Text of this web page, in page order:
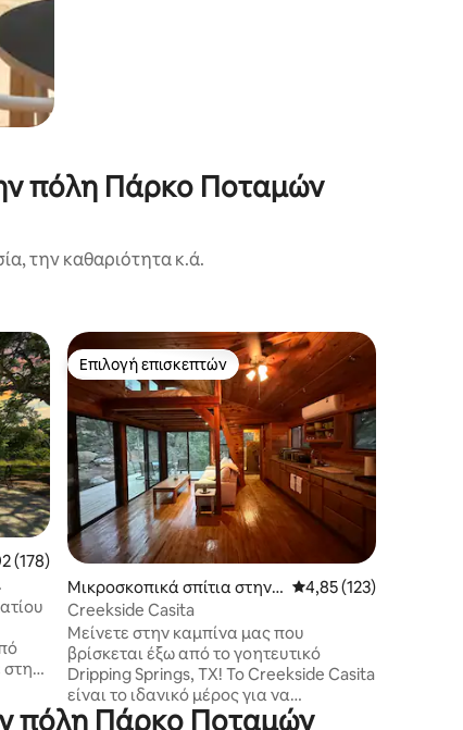
πόλη Πάρκο Ποταμών
την καθαριότητα κ.ά.
βαθμολογία: 4,92 στα 5, 178 κριτικές
(178)
στη
αυλή.
Επιλογή επισκεπτών
Επιλογή επισκεπτών
Μικροσκοπικά σπίτια στην
πόλη Dripping Springs
Μέση βαθμολογία:
4,85 (123)
Creekside Casita
Μείνετε στην καμπίνα μας που
βρίσκεται έξω από το γοητευτικό
Dripping Springs, TX! Το Creekside Casita
είναι το ιδανικό μέρος για να
απολαύσετε μια ήσυχη και γαλήνια
πόλη Πάρκο Ποταμών